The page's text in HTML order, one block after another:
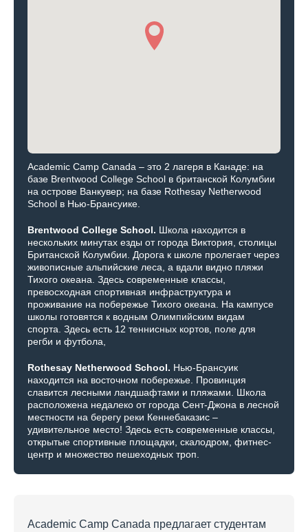
Academic Camp Canada – это 2 лагеря в Канаде: на
базе Brentwood College School в британской Колумбии
на острове Ванкувер; на базе Rothesay Netherwood
School в Нью-Брансуике.
Brentwood College School. Школа находится в
нескольких минутах езды от города Виктория, столицы
Британской Колумбии. Дорога к школе пролегает через
живописные альпийские леса, а вдали видно пляжи
Тихого океана. Здесь современные классы,
превосходная спортивная инфраструктура и
проживание на побережье Тихого океана. На кампусе
школы готовятся к водным Олимпийским видам
спорта. Здесь есть 12 теннисных кортов, поле для
регби и футбола,
Rothesay Netherwood School. Нью-Брансуик
находится на восточном побережье. Провинция
славится лесными ландшафтами и пляжами. Школа
расположена недалеко от города Сент-Джона в лесной
местности на берегу реки Кеннебаказис –
удивительное место! Здесь есть современные классы,
открытые спортивные площадки, скалодром, фитнес-
центр и множество пешеходных троп.
Academic Camp Canada предлагает студентам